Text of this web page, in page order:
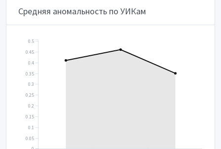
Средняя аномальность по УИКам
0.05
0.1
0.15
0.2
0.25
0.3
0.35
0.4
0.45
0.5